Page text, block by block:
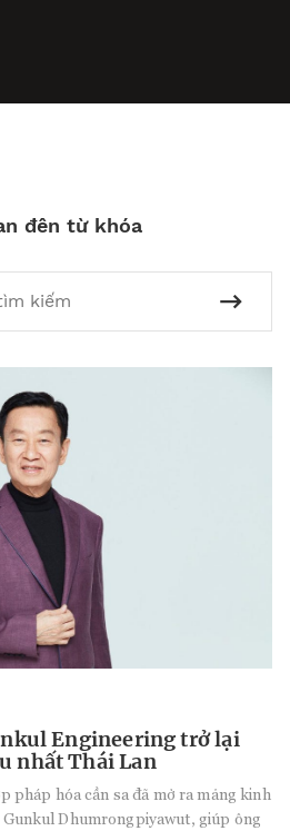
đên từ khóa
Engineering trở lại
nhất Thái Lan
pháp hóa cần sa đã mở ra mảng kinh
Dhumrongpiyawut, giúp ông